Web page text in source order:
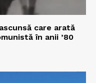
care arată
în anii ’80